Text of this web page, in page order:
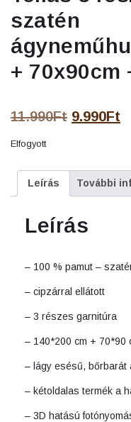
szatén
+ 70x90cm
11.990Ft Original
11.990Ft.
9.990Ft
Elfogyott
Leírás További
Leírás
– 100 % pamut –
– cipzárral ellátott
– 3 részes garnitúra
– 140*200 cm + 70*90
– lágy esésű, bőrbarát
– kétoldalas termék a
– 3D hatású